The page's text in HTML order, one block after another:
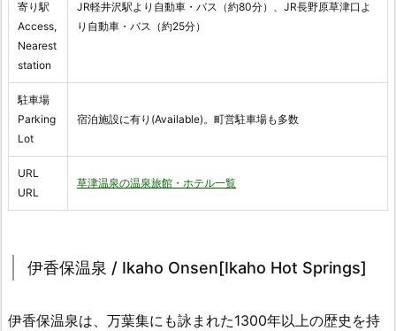
寄り駅
Access,
Nearest
station
JR軽井沢駅より自動車・バス（約80分）、JR長野原草津口よ
り自動車・バス（約25分）
駐車場
Parking
Lot
宿泊施設に有り(Available)。町営駐車場も多数
URL
URL
草津温泉の温泉旅館・ホテル一覧
伊香保温泉 / Ikaho Onsen[Ikaho Hot Springs]
伊香保温泉は、万葉集にも詠まれた1300年以上の歴史を持